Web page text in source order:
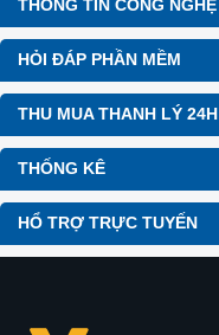
THÔNG TIN CÔNG NGHỆ
HỎI ĐÁP PHẦN MỀM
THU MUA THANH LÝ 24H
THỐNG KÊ
HỔ TRỢ TRỰC TUYẾN